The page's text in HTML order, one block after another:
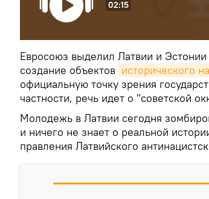
02:15
Евросоюз выделил Латвии и
создание объектов исторического
официальную точку зрения
частности, речь идет о "советской
Молодежь в Латвии сегодня
и ничего не знает о реальной
правления Латвийского